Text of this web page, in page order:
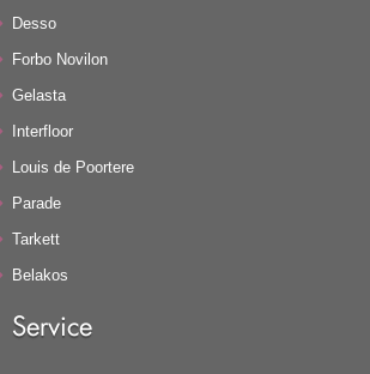
Desso
Forbo Novilon
Gelasta
Interfloor
Louis de Poortere
Parade
Tarkett
Belakos
Service